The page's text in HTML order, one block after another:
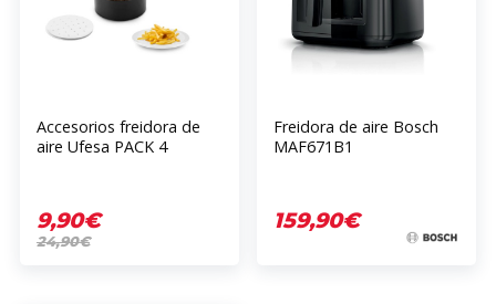
Accesorios freidora de
aire Ufesa PACK 4
9,90€
24,90€
Freidora de aire Bosch
MAF671B1
159,90€